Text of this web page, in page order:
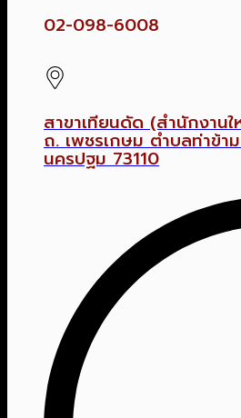
02-098-6008
สาขาเทียนดัด (สำนักงา
ถ. เพชรเกษม ตำบลท่าข้า
นครปฐม 73110